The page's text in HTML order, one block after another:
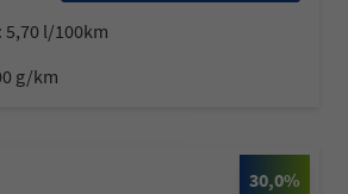
5,70 l/100km
g/km
30,0%